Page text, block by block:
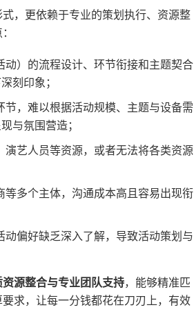
，更依赖于专业的策划执行、资源整
）的流程设计、环节衔接和主题契合
刻印象；
节，难以根据活动规模、主题与设备需
与氛围营造；
艺人员等资源，或者无法将各类资源
多个主体，沟通成本高且容易出现衔
偏好缺乏深入了解，导致活动策划与
资源整合与专业团队支持​​，能够精准匹
求，让每一分钱都花在刀刃上，有效